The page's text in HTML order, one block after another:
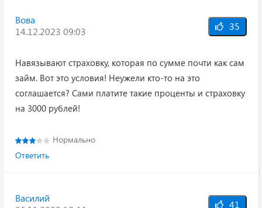
Вова
14.12.2023 09:03
35
Навязывают страховку, которая по сумме почти как сам
займ. Вот это условия! Неужели кто-то на это
соглашается? Сами платите такие проценты и страховку
на 3000 рублей!
Нормально
Ответить
Василий
41